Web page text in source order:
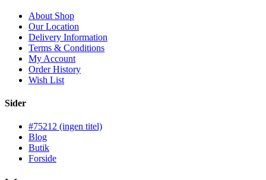
About Shop
Our Location
Delivery Information
Terms & Conditions
My Account
Order History
Wish List
Sider
#75212 (ingen titel)
Blog
Butik
Forside